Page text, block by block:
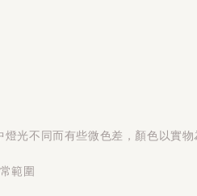
光不同而有些微色差，顏色以實物
範圍